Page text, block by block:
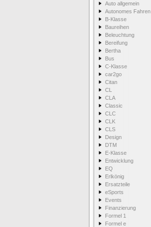
Auto allgemein
Autonomes Fahren
B-Klasse
Baureihen
Beleuchtung
Bereifung
Bertha
Bus
C-Klasse
car2go
Citan
CL
CLA
Classic
CLC
CLK
CLS
Design
DTM
E-Klasse
Entwicklung
EQ
Erlkönig
Ersatzteile
eSports
Events
Finanzierung
Formel 1
Formel e